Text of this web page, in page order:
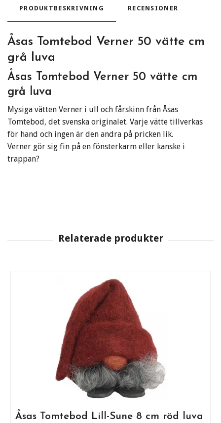
PRODUKTBESKRIVNING RECENSIONER
Åsas Tomtebod Verner 50 vätte cm
grå luva
Åsas Tomtebod Verner 50 vätte cm
grå luva
Mysiga vätten Verner i ull och fårskinn från Åsas
Tomtebod, det svenska originalet. Varje vätte tillverkas
för hand och ingen är den andra på pricken lik.
Verner gör sig fin på en fönsterkarm eller kanske i
trappan?
Åsas Tomtebod Lill-Sune 8 cm röd luva